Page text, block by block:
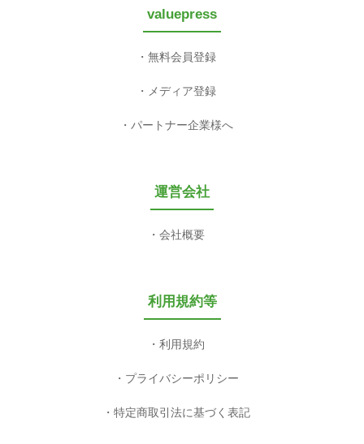
valuepress
無料会員登録
メディア登録
パートナー企業様へ
運営会社
会社概要
利用規約等
利用規約
プライバシーポリシー
特定商取引法に基づく表記